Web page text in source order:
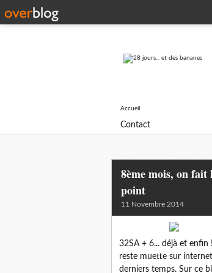
Accueil
Contact
8ème mois, on fait
point
11 Novembre 2014
32SA + 6... déjà et enfin
reste muette sur
derniers temps. Sur ce